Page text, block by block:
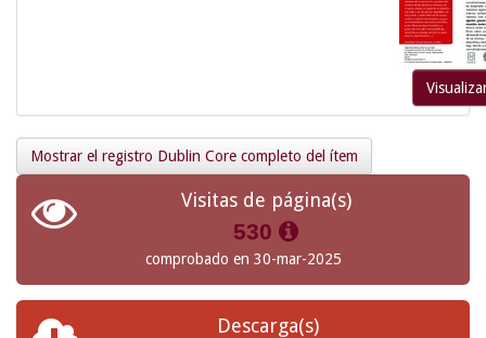
Mostrar el registro Dublin Core completo del ítem
Visitas de página(s)
530
comprobado en 30-mar-2025
Descarga(s)